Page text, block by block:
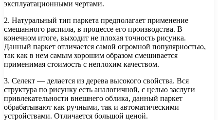
эксплуатационными чертами.
2. Натуральный тип паркета предполагает применение
смешанного распила, в процессе его производства. В
конечном итоге, выходит не плохая точность рисунка.
Данный паркет отличается самой огромной популярностью,
так как в нем самым хорошим образом смешивается
применимая стоимость с неплохим качеством.
3. Селект — делается из дерева высокого свойства. Вся
структура по рисунку есть аналогичной, с целью заслуги
привлекательности внешнего облика, данный паркет
обрабатывают как ручными, так и автоматическими
устройствами. Отличается большой ценой.